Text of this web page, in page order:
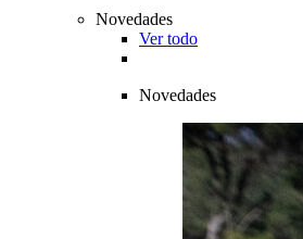
Novedades
Ver todo
Novedades